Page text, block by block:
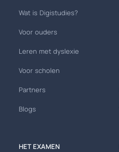
Wat is Digistudies?
Voor ouders
Leren met dyslexie
Voor scholen
Partners
Blogs
HET EXAMEN